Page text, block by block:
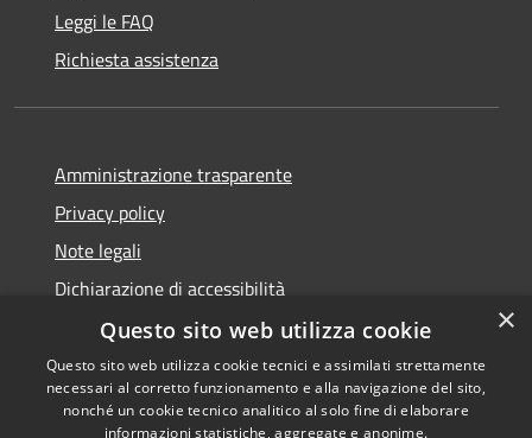
Leggi le FAQ
Richiesta assistenza
Amministrazione trasparente
Privacy policy
Note legali
Dichiarazione di accessibilità
Copyright © 2026 • Comune di
×
Questo sito web utilizza cookie
Questo sito web utilizza cookie tecnici e assimilati strettamente
necessari al corretto funzionamento e alla navigazione del sito,
nonché un cookie tecnico analitico al solo fine di elaborare
informazioni statistiche, aggregate e anonime.